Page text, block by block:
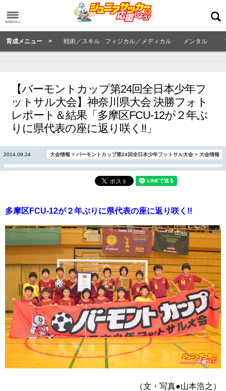
育成メニュー > 戦術／スキル フィジカル／メディカル メンタル
【バーモントカップ第24回全日本少年フ
ットサル大会】神奈川県大会 決勝フォト
レポート＆結果「多摩区FCU-12が２年ぶ
りに県代表の座に返り咲く!!」
2014.09.24 大会情報 > バーモントカップ第24回全日本少年フットサル大会 > 大会情報
多摩区FCU-12が２年ぶりに県代表の座に返り咲く!!
（文・写真●山本浩之）